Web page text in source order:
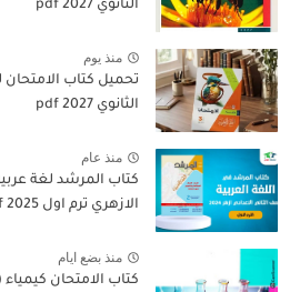
الثانوي 2027 pdf
منذ يوم
تحميل كتاب
الثانوي 2027 pdf
منذ عام
كتاب المرشد لغة
الازهري ترم اول 2025 pdf
منذ بضع ايام
كتاب الامتحان